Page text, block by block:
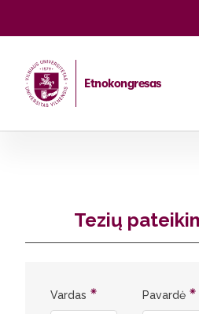
Etnokongresas
Tezių
Vardas Pavardė